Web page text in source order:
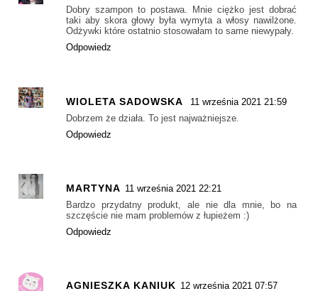
Dobry szampon to postawa. Mnie ciężko jest dobrać
taki aby skora głowy była wymyta a włosy nawilżone.
Odżywki które ostatnio stosowałam to same niewypały.
Odpowiedz
WIOLETA SADOWSKA
11 września 2021 21:59
Dobrzem że działa. To jest najważniejsze.
Odpowiedz
MARTYNA 11 września 2021 22:21
Bardzo przydatny produkt, ale nie dla mnie, bo na
szczęście nie mam problemów z łupieżem :)
Odpowiedz
AGNIESZKA KANIUK 12 września 2021 07:57